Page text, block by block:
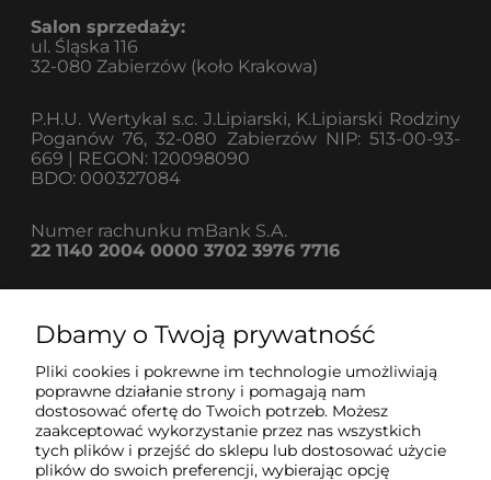
Salon sprzedaży:
ul. Śląska 116
32-080 Zabierzów (koło Krakowa)
P.H.U. Wertykal s.c. J.Lipiarski, K.Lipiarski Rodziny
Poganów 76, 32-080 Zabierzów NIP: 513-00-93-
669 | REGON: 120098090
BDO: 000327084
Numer rachunku mBank S.A.
22 1140 2004 0000 3702 3976 7716
Informacje
Strefa klienta
Dbamy o Twoją prywatność
Pliki cookies i pokrewne im technologie umożliwiają
poprawne działanie strony i pomagają nam
dostosować ofertę do Twoich potrzeb. Możesz
zaakceptować wykorzystanie przez nas wszystkich
tych plików i przejść do sklepu lub dostosować użycie
plików do swoich preferencji, wybierając opcję